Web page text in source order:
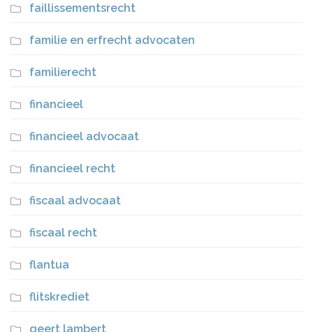
faillissementsrecht
familie en erfrecht advocaten
familierecht
financieel
financieel advocaat
financieel recht
fiscaal advocaat
fiscaal recht
flantua
flitskrediet
geert lambert